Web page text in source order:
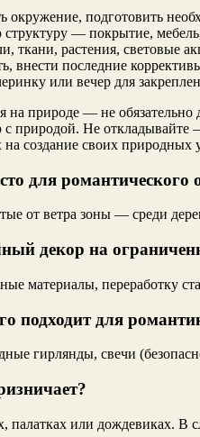
окружение, подготовить
структуру — покрытие,
ткани, растения, световые
внести последние
или вечер для
на природе — не
природой. Не откладывайте
создание своих природных
для романтического
от ветра зоны — среди
декор на
материалы, переработку
подходит для
гирлянды, свечи
палатках или дождевиках. В